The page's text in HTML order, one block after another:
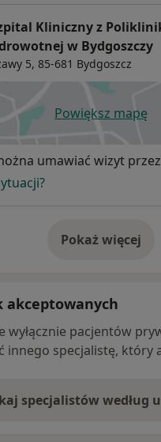
Kliniczny z
w Bydgoszczy
5, 85-681 Bydgoszcz
Powiększ mapę
otwiera
umawiać wizyt
Pokaż więcej
o adresie
akceptowanych
wyłącznie pacjentów
innego specjalistę, który
specjalistów według